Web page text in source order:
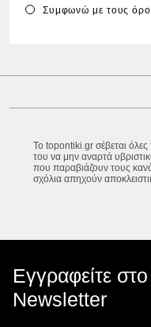
Συμφωνώ με τους
Το topontiki.gr σέβεται όλες
του να μην αναρτά
που παραβιάζουν τους
σχόλια απηχούν
Εγγραφείτε στο
Newsletter